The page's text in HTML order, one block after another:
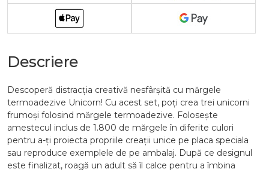
Descriere
Descoperă distracția creativă nesfârșită cu mărgele
termoadezive Unicorn! Cu acest set, poți crea trei unicorni
frumoși folosind mărgele termoadezive. Folosește
amestecul inclus de 1.800 de mărgele în diferite culori
pentru a-ți proiecta propriile creații unice pe placa speciala
sau reproduce exemplele de pe ambalaj. După ce designul
este finalizat, roagă un adult să îl calce pentru a îmbina